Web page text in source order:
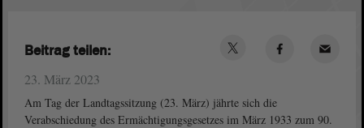
23. März 2023
Am Tag der Landtagssitzung (23. März) jährte sich die
Verabschiedung des Ermächtigungsgesetzes im März 1933 zum 90.
Beitrag teilen: